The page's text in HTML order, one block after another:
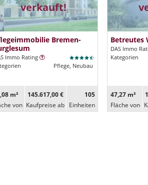
verkauft!
Bremen-
Immo Rating
Pflege, Neubau
m²
von
145.617,00 €
Kaufpreise ab
105
Ein­heiten
Betreutes
DAS Immo
Kategorien
47,27 m²
Fläche von